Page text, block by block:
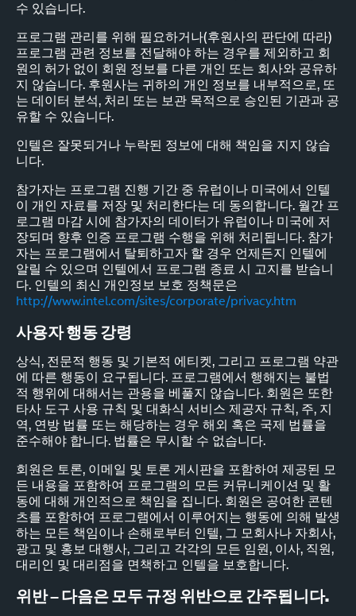
수 있습니다.
프로그램 관리를 위해 필요하거나(후원사의 판단에 따라)
프로그램 관련 정보를 전달해야 하는 경우를 제외하고 회
원의 허가 없이 회원 정보를 다른 개인 또는 회사와 공유하
지 않습니다. 후원사는 귀하의 개인 정보를 내부적으로, 또
는 데이터 분석, 처리 또는 보관 목적으로 승인된 기관과 공
유할 수 있습니다.
인텔은 잘못되거나 누락된 정보에 대해 책임을 지지 않습
니다.
참가자는 프로그램 진행 기간 중 유럽이나 미국에서 인텔
이 개인 자료를 저장 및 처리한다는 데 동의합니다. 월간 프
로그램 마감 시에 참가자의 데이터가 유럽이나 미국에 저
장되며 향후 인증 프로그램 수행을 위해 처리됩니다. 참가
자는 프로그램에서 탈퇴하고자 할 경우 언제든지 인텔에
알릴 수 있으며 인텔에서 프로그램 종료 시 고지를 받습니
다. 인텔의 최신 개인정보 보호 정책문은
http://www.intel.com/sites/corporate/privacy.htm
사용자 행동 강령
상식, 전문적 행동 및 기본적 에티켓, 그리고 프로그램 약관
에 따른 행동이 요구됩니다. 프로그램에서 행해지는 불법
적 행위에 대해서는 관용을 베풀지 않습니다. 회원은 또한
타사 도구 사용 규칙 및 대화식 서비스 제공자 규칙, 주, 지
역, 연방 법률 또는 해당하는 경우 해외 혹은 국제 법률을
준수해야 합니다. 법률은 무시할 수 없습니다.
회원은 토론, 이메일 및 토론 게시판을 포함하여 제공된 모
든 내용을 포함하여 프로그램의 모든 커뮤니케이션 및 활
동에 대해 개인적으로 책임을 집니다. 회원은 공여한 콘텐
츠를 포함하여 프로그램에서 이루어지는 행동에 의해 발생
하는 모든 책임이나 손해로부터 인텔, 그 모회사나 자회사,
광고 및 홍보 대행사, 그리고 각각의 모든 임원, 이사, 직원,
대리인 및 대리점을 면책하고 인텔을 보호합니다.
위반 – 다음은 모두 규정 위반으로 간주됩니다.